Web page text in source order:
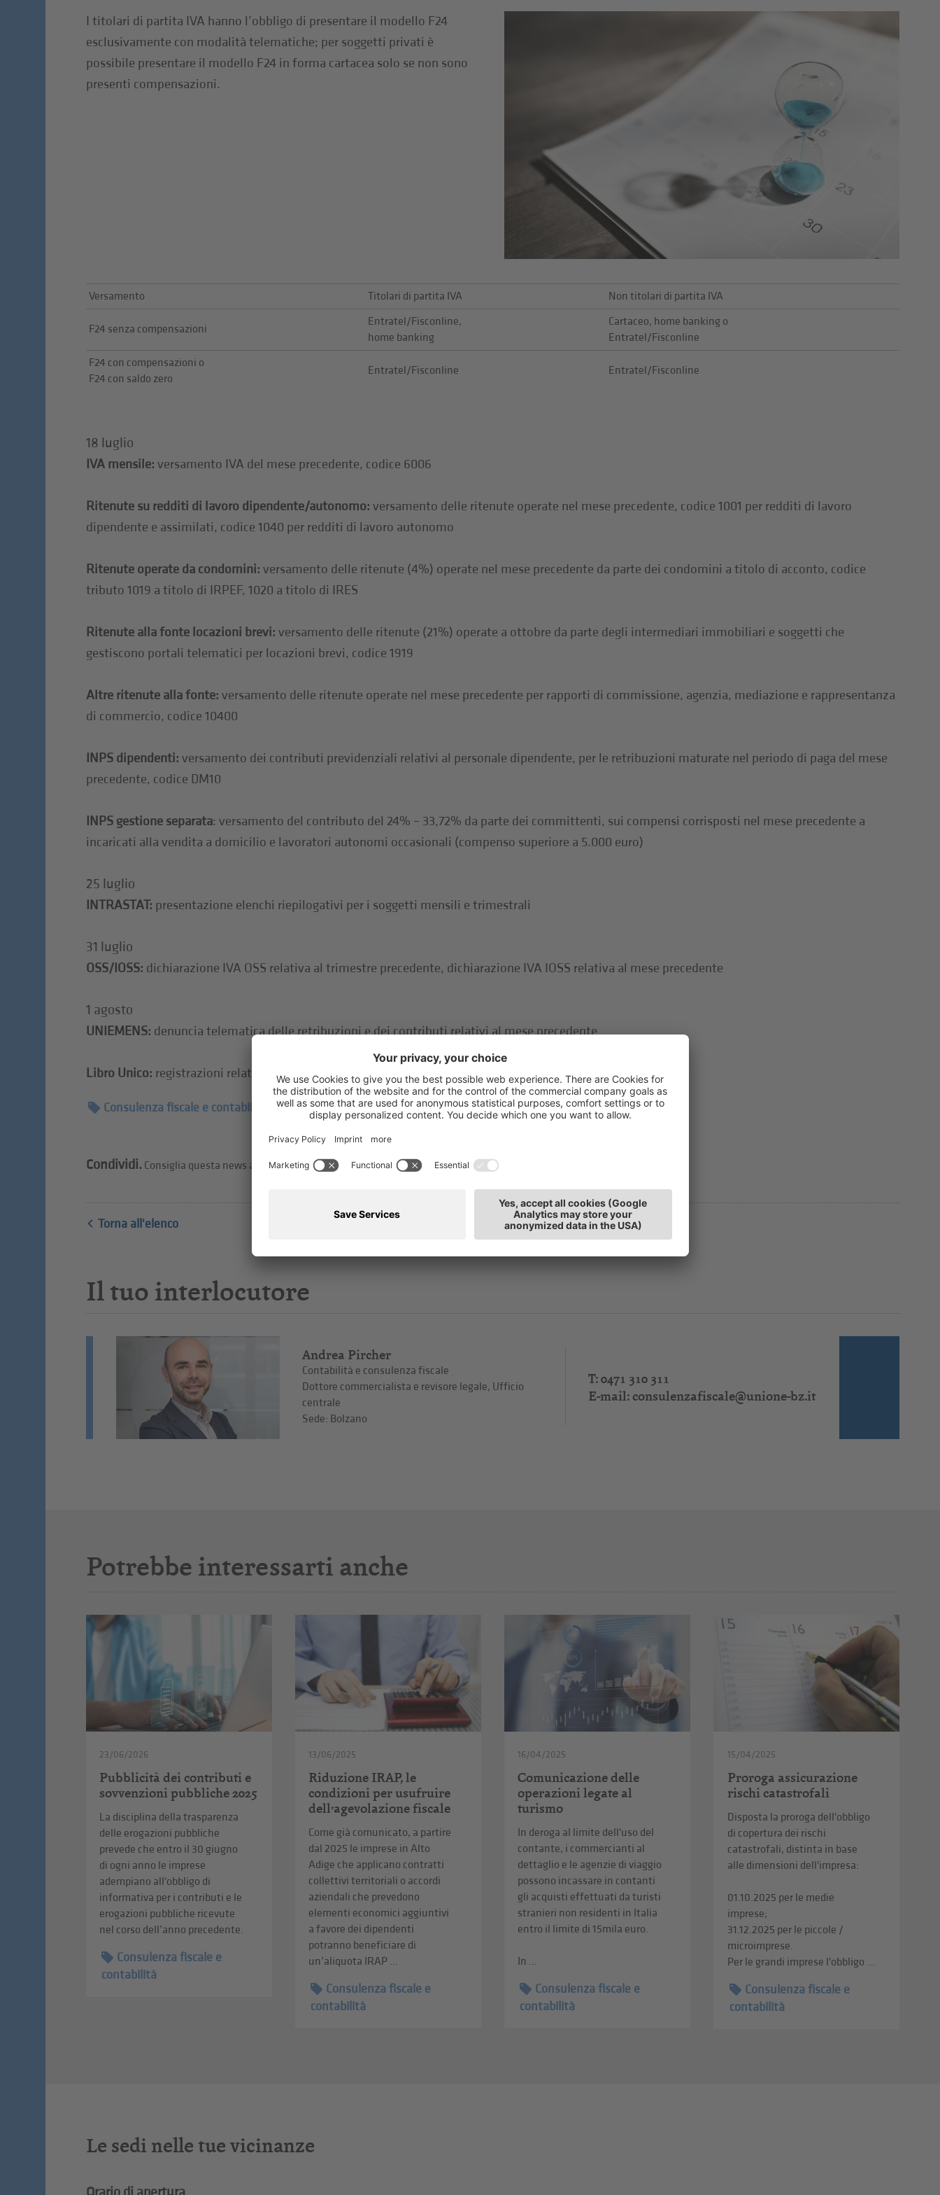
I titolari di partita IVA hanno l’obbligo di presentare il modello F24
esclusivamente con modalità telematiche; per soggetti privati è
possibile presentare il modello F24 in forma cartacea solo se non sono
presenti compensazioni.
Versamento Titolari di partita IVA Non titolari di partita IVA
F24 senza compensazioni
Entratel/Fisconline,
home banking
Cartaceo, home banking o
Entratel/Fisconline
F24 con compensazioni o
F24 con saldo zero
Entratel/Fisconline Entratel/Fisconline
18 luglio
IVA mensile: versamento IVA del mese precedente, codice 6006
Ritenute su redditi di lavoro dipendente/autonomo: versamento delle ritenute operate nel mese precedente, codice 1001 per redditi di lavoro
dipendente e assimilati, codice 1040 per redditi di lavoro autonomo
Ritenute operate da condomini: versamento delle ritenute (4%) operate nel mese precedente da parte dei condomini a titolo di acconto, codice
tributo 1019 a titolo di IRPEF, 1020 a titolo di IRES
Ritenute alla fonte locazioni brevi: versamento delle ritenute (21%) operate a ottobre da parte degli intermediari immobiliari e soggetti che
gestiscono portali telematici per locazioni brevi, codice 1919
Altre ritenute alla fonte: versamento delle ritenute operate nel mese precedente per rapporti di commissione, agenzia, mediazione e rappresentanza
di commercio, codice 10400
INPS dipendenti: versamento dei contributi previdenziali relativi al personale dipendente, per le retribuzioni maturate nel periodo di paga del mese
precedente, codice DM10
INPS gestione separata: versamento del contributo del 24% – 33,72% da parte dei committenti, sui compensi corrisposti nel mese precedente a
incaricati alla vendita a domicilio e lavoratori autonomi occasionali (compenso superiore a 5.000 euro)
25 luglio
INTRASTAT: presentazione elenchi riepilogativi per i soggetti mensili e trimestrali
​31 luglio
OSS/IOSS: dichiarazione IVA OSS relativa al trimestre precedente, dichiarazione IVA IOSS relativa al mese precedente
1 agosto
UNIEMENS: denuncia telematica delle retribuzioni e dei contributi relativi al mese precedente
Libro Unico: registrazioni relative al mese precedente
Consulenza fiscale e contabilità
Condividi. Consiglia questa news ai tuoi amici.
Torna all'elenco
Il tuo interlocutore
Andrea Pircher
Contabilità e consulenza fiscale
Dottore commercialista e revisore legale, Ufficio
centrale
Sede: Bolzano
T: 0471 310 311
E-mail: consulenzafiscale@unione-bz.it
Potrebbe interessarti anche
23/06/2026
Pubblicità dei contributi e
sovvenzioni pubbliche 2025
La disciplina della trasparenza
delle erogazioni pubbliche
prevede che entro il 30 giugno
di ogni anno le imprese
adempiano all'obbligo di
informativa per i contributi e le
erogazioni pubbliche ricevute
nel corso dell’anno precedente.
Consulenza fiscale e
contabilità
13/06/2025
Riduzione IRAP, le
condizioni per usufruire
dell’agevolazione fiscale
Come già comunicato, a partire
dal 2025 le imprese in Alto
Adige che applicano contratti
collettivi territoriali o accordi
aziendali che prevedono
elementi economici aggiuntivi
a favore dei dipendenti
potranno beneficiare di
un’aliquota IRAP ...
Consulenza fiscale e
contabilità
16/04/2025
Comunicazione delle
operazioni legate al
turismo
In deroga al limite dell'uso del
contante, i commercianti al
dettaglio e le agenzie di viaggio
possono incassare in contanti
gli acquisti effettuati da turisti
stranieri non residenti in Italia
entro il limite di 15mila euro.
In ...
Consulenza fiscale e
contabilità
15/04/2025
Proroga assicurazione
rischi catastrofali
Disposta la proroga dell'obbligo
di copertura dei rischi
catastrofali, distinta in base
alle dimensioni dell'impresa:
01.10.2025 per le medie
imprese;
31.12.2025 per le piccole /
microimprese.
Per le grandi imprese l'obbligo ...
Consulenza fiscale e
contabilità
Le sedi nelle tue vicinanze